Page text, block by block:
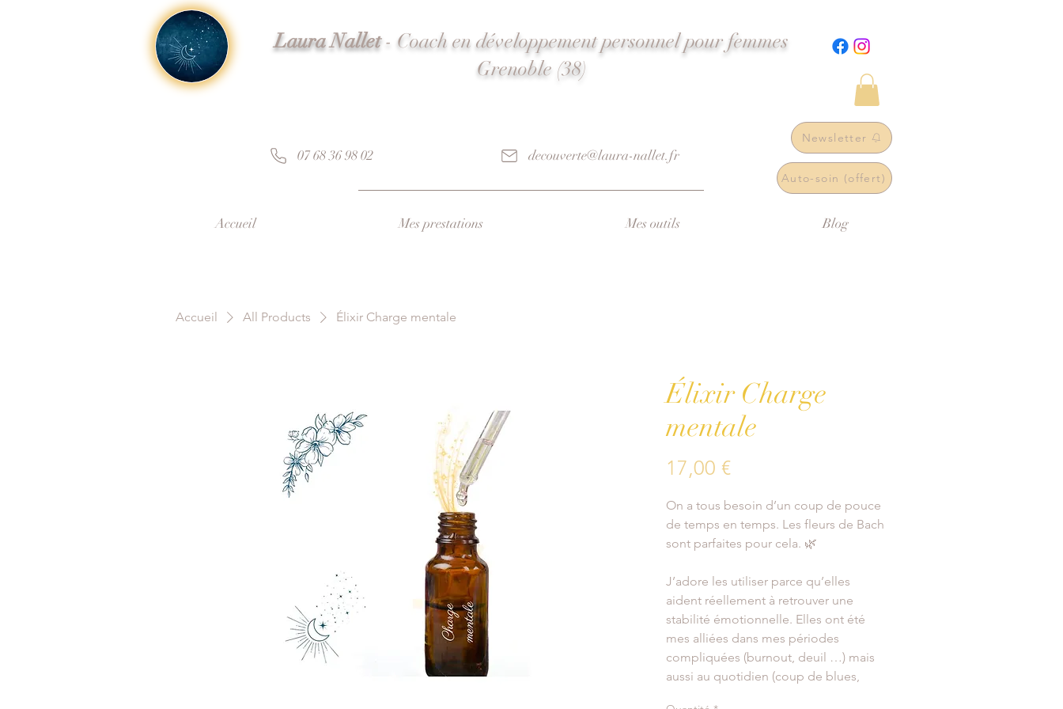
Laura Nallet- Coach en développement personnel pour femmes
Grenoble (38)
07 68 36 98 02 decouverte@laura-nallet.fr
Newsletter
Auto-soin (offert)
Accueil Mes prestations Mes outils Blog
Accueil All Products Élixir Charge mentale
Élixir Charge
mentale
17,00 €Prix
On a tous besoin d’un coup de pouce
de temps en temps. Les fleurs de Bach
sont parfaites pour cela. 🌿
J’adore les utiliser parce qu’elles
aident réellement à retrouver une
stabilité émotionnelle. Elles ont été
mes alliées dans mes périodes
compliquées (burnout, deuil …) mais
aussi au quotidien (coup de blues,